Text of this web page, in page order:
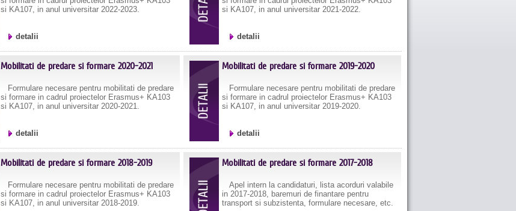
si KA107, in anul universitar 2022-2023.
detalii
si KA107, in anul universitar 2021-2022.
detalii
Mobilitati de predare si formare 2020-2021
Formulare necesare pentru mobilitati de predare
si formare in cadrul proiectelor Erasmus+ KA103
si KA107, in anul universitar 2020-2021.
detalii
Mobilitati de predare si formare 2019-2020
Formulare necesare pentru mobilitati de predare
si formare in cadrul proiectelor Erasmus+ KA103
si KA107, in anul universitar 2019-2020.
detalii
Mobilitati de predare si formare 2018-2019
Formulare necesare pentru mobilitati de predare
si formare in cadrul proiectelor Erasmus+ KA103
si KA107, in anul universitar 2018-2019.
Mobilitati de predare si formare 2017-2018
Apel intern la candidaturi, lista acorduri valabile
in 2017-2018, baremuri de finantare pentru
transport si subzistenta, formulare necesare, etc.